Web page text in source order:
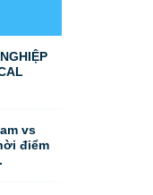
vs
điểm